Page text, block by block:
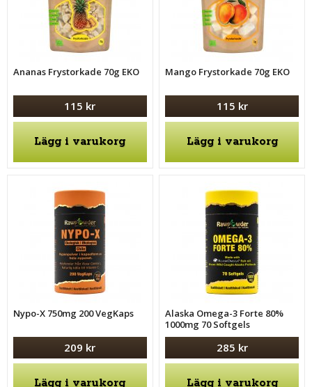
Ananas Frystorkade 70g EKO
115 kr
Lägg i varukorg
Mango Frystorkade 70g EKO
115 kr
Lägg i varukorg
Nypo-X 750mg 200 VegKaps
209 kr
Lägg i varukorg
Alaska Omega-3 Forte 80%
1000mg 70 Softgels
285 kr
Lägg i varukorg